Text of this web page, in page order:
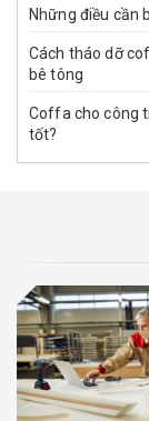
Những điều cần
Cách tháo dỡ
bê tông
Coffa cho công
tốt?